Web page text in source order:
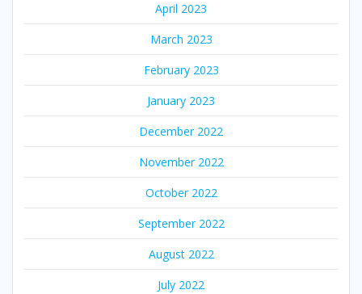
April 2023
March 2023
February 2023
January 2023
December 2022
November 2022
October 2022
September 2022
August 2022
July 2022